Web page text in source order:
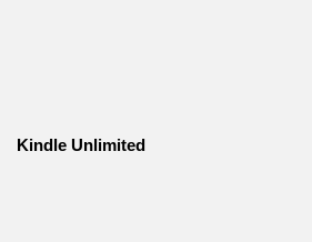
Kindle Unlimited